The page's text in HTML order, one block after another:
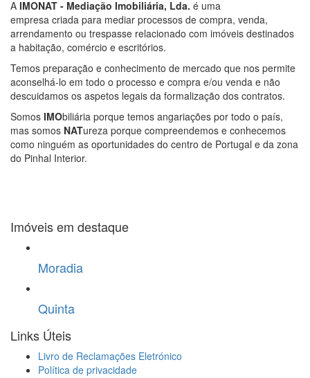
A IMONAT - Mediação Imobiliária, Lda. é uma
empresa criada para mediar processos de compra, venda,
arrendamento ou trespasse relacionado com imóveis destinados
a habitação, comércio e escritórios.
Temos preparação e conhecimento de mercado que nos permite
aconselhá-lo em todo o processo e compra e/ou venda e não
descuidamos os aspetos legais da formalização dos contratos.
Somos IMObiliária porque temos angariações por todo o país,
mas somos NATureza porque compreendemos e conhecemos
como ninguém as oportunidades do centro de Portugal e da zona
do Pinhal Interior.
Imóveis em destaque
Moradia
Quinta
Links Úteis
Livro de Reclamações Eletrónico
Política de privacidade